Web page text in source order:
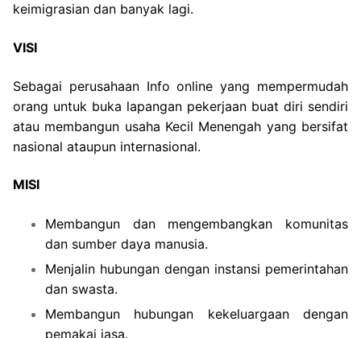
keimigrasian dan banyak lagi.
VISI
Sebagai perusahaan Info online yang mempermudah
orang untuk buka lapangan pekerjaan buat diri sendiri
atau membangun usaha Kecil Menengah yang bersifat
nasional ataupun internasional.
MISI
Membangun dan mengembangkan komunitas
dan sumber daya manusia.
Menjalin hubungan dengan instansi pemerintahan
dan swasta.
Membangun hubungan kekeluargaan dengan
pemakai jasa.